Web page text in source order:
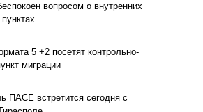
вопросом о внутренних
5 +2 посетят контрольно-
миграции
ПАСЕ встретится сегодня с